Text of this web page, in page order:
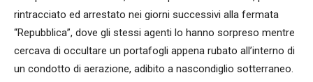
rintracciato ed arrestato nei giorni successivi alla fermata
“Repubblica”, dove gli stessi agenti lo hanno sorpreso mentre
cercava di occultare un portafogli appena rubato all’interno di
un condotto di aerazione, adibito a nascondiglio sotterraneo.